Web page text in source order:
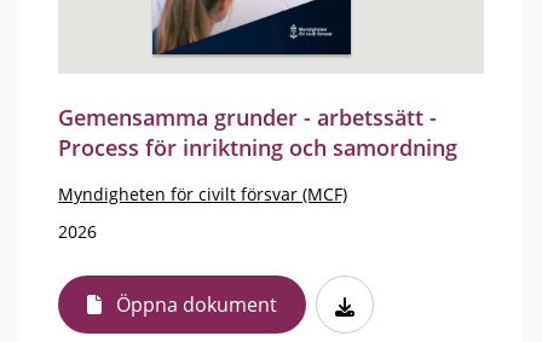
Gemensamma grunder - arbetssätt -
Process för inriktning och samordning
Myndigheten för civilt försvar (MCF)
2026
Öppna dokument